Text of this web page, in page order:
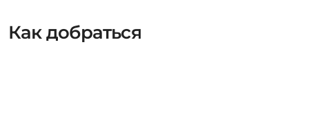
Как добраться